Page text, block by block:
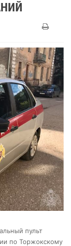
пульт
по Торжокскому